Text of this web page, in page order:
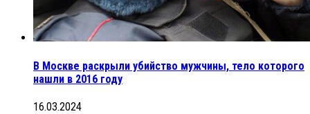
В Москве раскрыли убийство мужчины, тело которого
нашли в 2016 году
16.03.2024